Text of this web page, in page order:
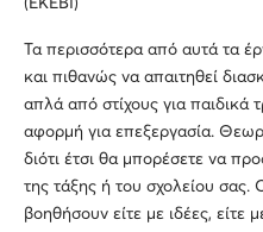
(ΕΚΕΒΙ)
Τα περισσότερα από αυτά τα
και πιθανώς να απαιτηθεί
απλά από στίχους για παιδικά
αφορμή για επεξεργασία.
διότι έτσι θα μπορέσετε να
της τάξης ή του σχολείου
βοηθήσουν είτε με ιδέες, είτε